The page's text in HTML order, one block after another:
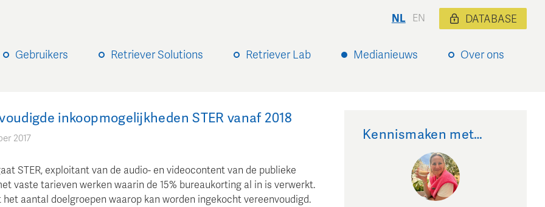
Gebruikers Retriever Solutions Retriever Lab Medianieuws Over ons
NL EN DATABASE
inkoopmogelijkheden STER vanaf 2018
2017
STER, exploitant van de audio- en videocontent van de publieke
vaste tarieven werken waarin de 15% bureaukorting al in is verwerkt.
het aantal doelgroepen waarop kan worden ingekocht vereenvoudigd.
Kennismaken met…